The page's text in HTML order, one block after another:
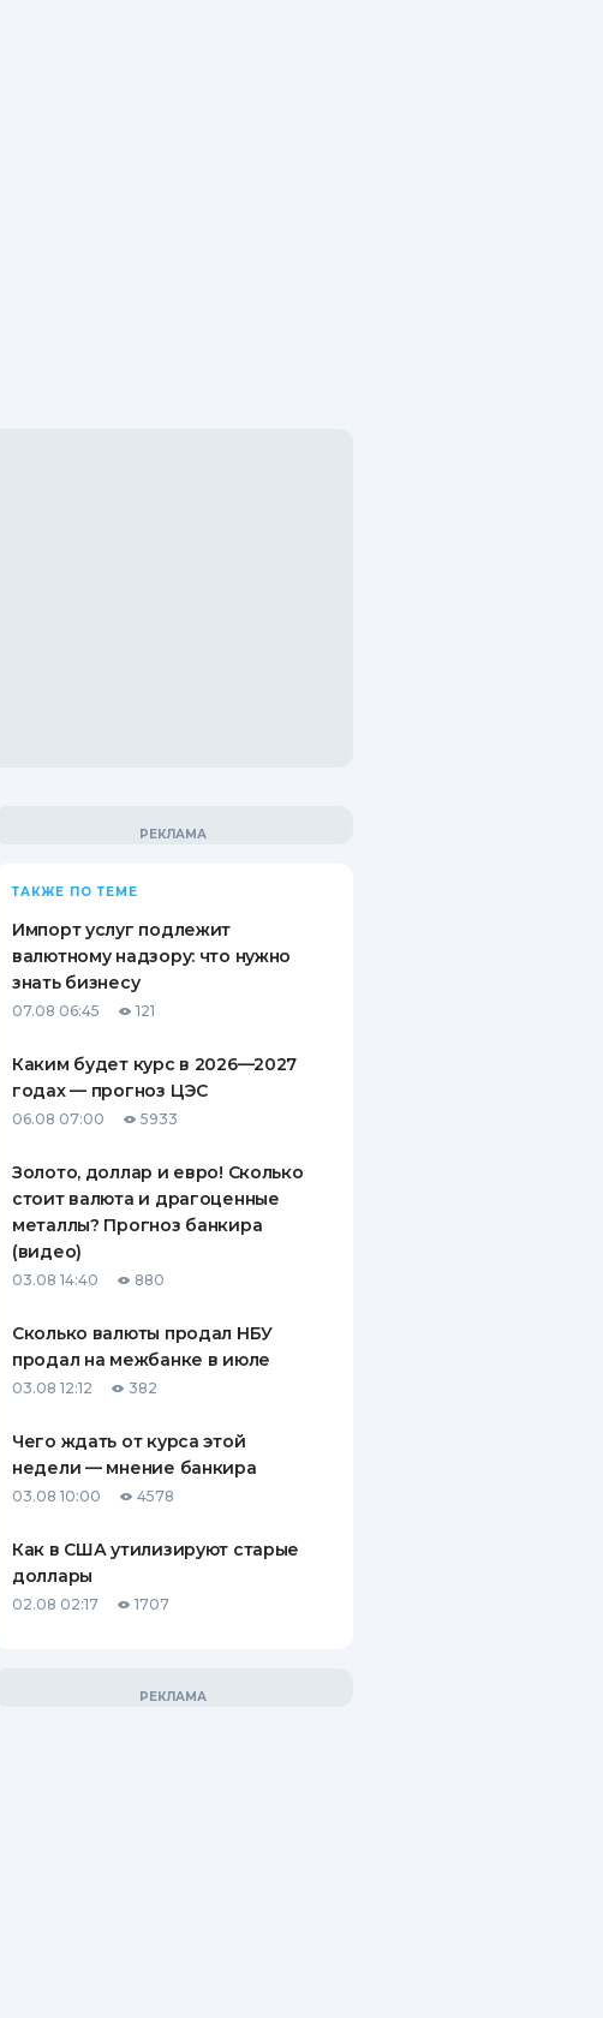
ТАКЖЕ ПО ТЕМЕ
Импорт услуг подлежит
валютному надзору: что нужно
знать бизнесу
07.08 06:45 121
Каким будет курс в 2026—2027
годах — прогноз ЦЭС
06.08 07:00 5933
Золото, доллар и евро! Сколько
стоит валюта и драгоценные
металлы? Прогноз банкира
(видео)
03.08 14:40 880
Сколько валюты продал НБУ
продал на межбанке в июле
03.08 12:12 382
Чего ждать от курса этой
недели — мнение банкира
03.08 10:00 4578
Как в США утилизируют старые
доллары
02.08 02:17 1707